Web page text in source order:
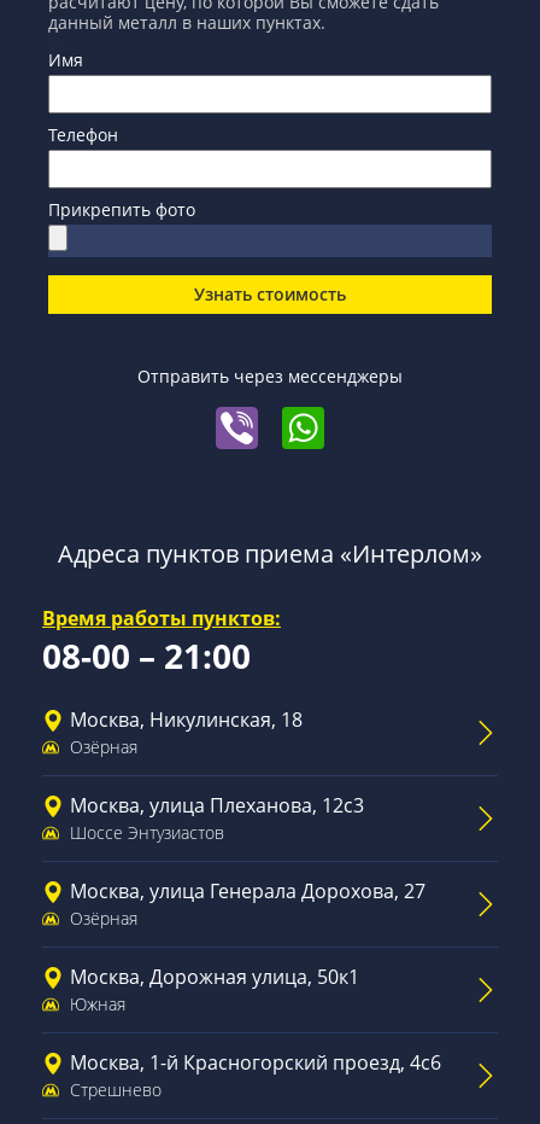
данный металл в наших пунктах.
Имя
Телефон
Прикрепить фото
Узнать стоимость
Отправить через мессенджеры
Адреса пунктов приема «Интерлом»
Время работы пунктов:
08-00 – 21:00
Москва, Никулинская, 18
Озёрная
Москва, улица Плеханова, 12с3
Шоссе Энтузиастов
Москва, улица Генерала Дорохова, 27
Озёрная
Москва, Дорожная улица, 50к1
Южная
Москва, 1-й Красногорский проезд, 4с6
Стрешнево